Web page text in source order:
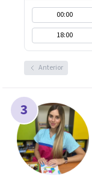
00:00
18:00
Anterior
3